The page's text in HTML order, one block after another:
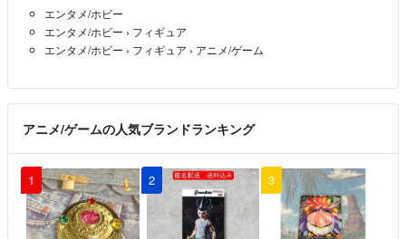
エンタメ/ホビー
エンタメ/ホビー › フィギュア
エンタメ/ホビー › フィギュア › アニメ/ゲーム
アニメ/ゲームの人気ブランドランキング
1 2 3